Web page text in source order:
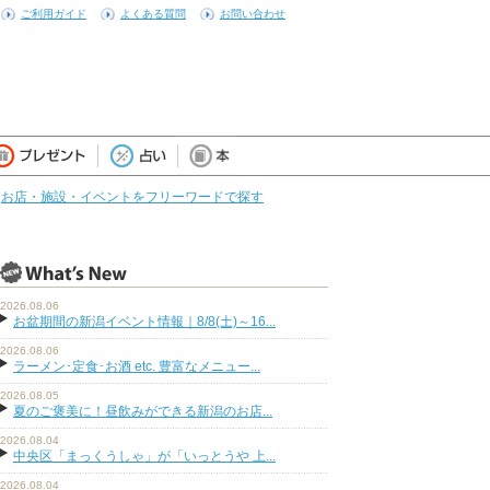
ご利用ガイド よくある質問 お問い合わせ
お店・施設・イベントをフリーワードで探す
2026.08.06
お盆期間の新潟イベント情報｜8/8(土)～16...
2026.08.06
ラーメン･定食･お酒 etc. 豊富なメニュー...
2026.08.05
夏のご褒美に！昼飲みができる新潟のお店...
2026.08.04
中央区「まっくうしゃ」が「いっとうや 上...
2026.08.04